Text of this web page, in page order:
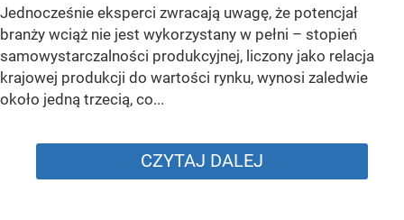
Jednocześnie eksperci zwracają uwagę, że potencjał
branży wciąż nie jest wykorzystany w pełni – stopień
samowystarczalności produkcyjnej, liczony jako relacja
krajowej produkcji do wartości rynku, wynosi zaledwie
około jedną trzecią, co...
CZYTAJ DALEJ